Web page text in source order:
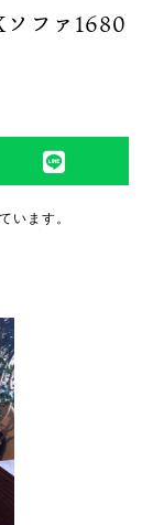
ファ1680
います。